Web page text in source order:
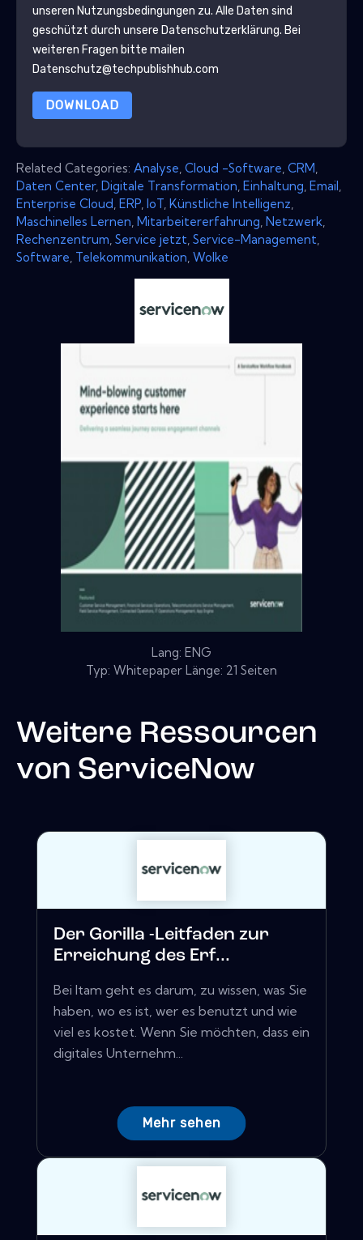
unseren Nutzungsbedingungen zu. Alle Daten sind
geschützt durch unsere Datenschutzerklärung. Bei
weiteren Fragen bitte mailen
Datenschutz@techpublishhub.com
DOWNLOAD
Related Categories: Analyse Cloud -Software CRM
Daten Center, Digitale Transformation Einhaltung Email
Enterprise Cloud ERP IoT Künstliche Intelligenz
Maschinelles Lernen Mitarbeitererfahrung Netzwerk
Rechenzentrum Service jetzt Service-Management
Software Telekommunikation Wolke
Lang: ENG
Typ: Whitepaper Länge: 21 Seiten
Weitere Ressourcen
von ServiceNow
Der Gorilla -Leitfaden zur
Erreichung des Erf...
Bei Itam geht es darum, zu wissen, was Sie
haben, wo es ist, wer es benutzt und wie
viel es kostet. Wenn Sie möchten, dass ein
digitales Unternehm...
Mehr sehen